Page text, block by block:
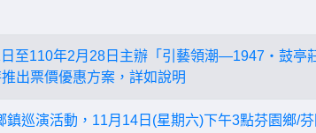
至110年2月28日主辦「引藝領潮—1947‧鼓亭
出票價優惠方案，詳如說明
巡演活動，11月14日(星期六)下午3點芬園鄉/